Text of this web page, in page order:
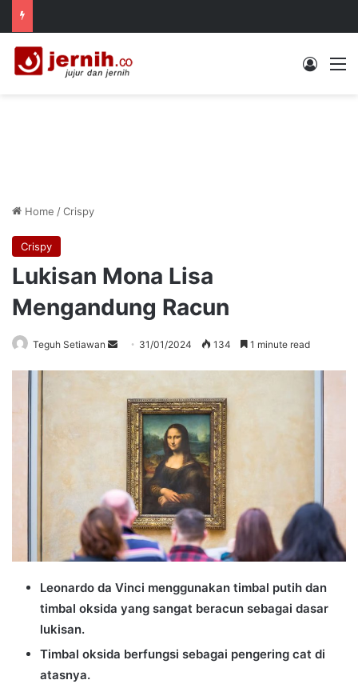
Log In
Home /Crispy
Crispy
Lukisan Mona Lisa
Mengandung Racun
Teguh Setiawan
Send
email
31/01/2024 134 1 minute read
Leonardo da Vinci menggunakan timbal putih dan
timbal oksida yang sangat beracun sebagai dasar
lukisan.
Timbal oksida berfungsi sebagai pengering cat di
atasnya.